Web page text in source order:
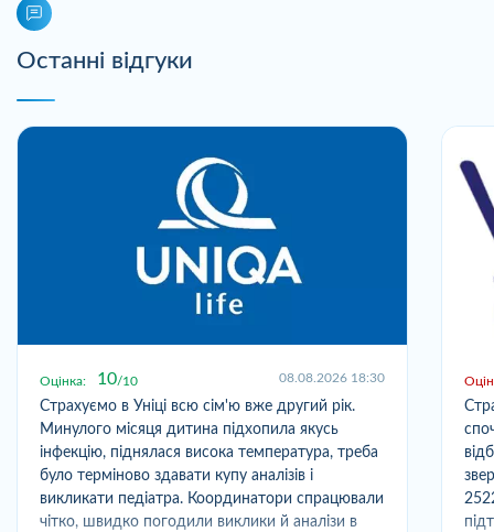
Останні відгуки
Оцінка: 10 10 08.08.2026 18:30
Страхуємо в Уніці всю сім'ю вже другий рік.
Минулого місяця дитина підхопила якусь
інфекцію, піднялася висока температура, треба
було терміново здавати купу аналізів і
викликати педіатра. Координатори спрацювали
чітко, швидко погодили виклики й аналізи в